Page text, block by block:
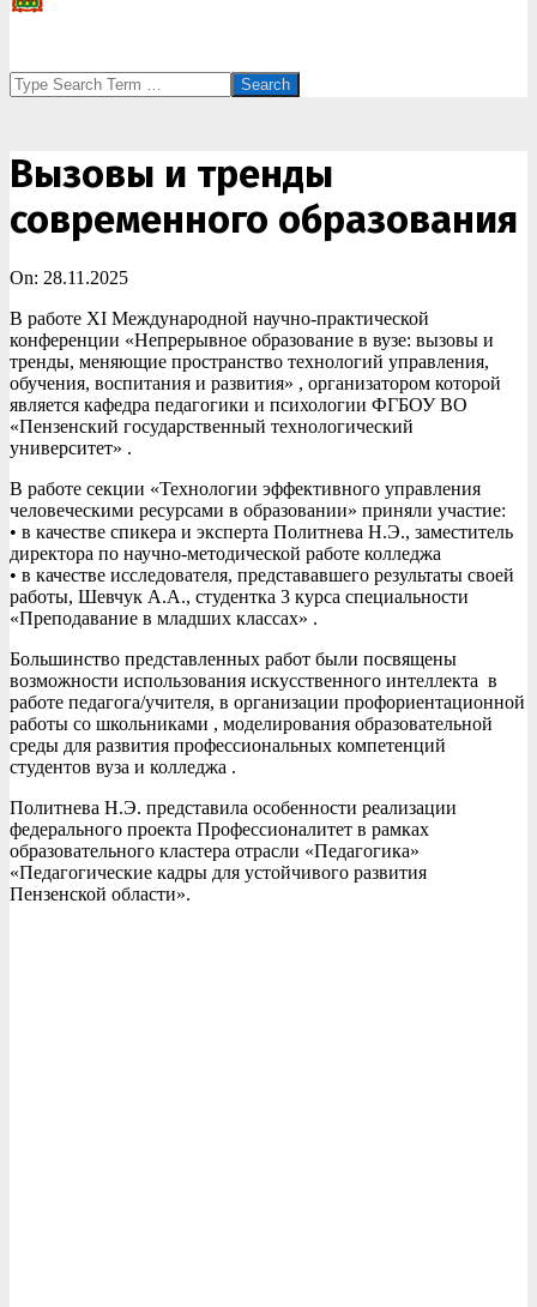
Search
Вызовы и тренды
современного образования
On: 28.11.2025
В работе XI Международной научно-практической
конференции «Непрерывное образование в вузе: вызовы и
тренды, меняющие пространство технологий управления,
обучения, воспитания и развития» , организатором которой
является кафедра педагогики и психологии ФГБОУ ВО
«Пензенский государственный технологический
университет» .
В работе секции «Технологии эффективного управления
человеческими ресурсами в образовании» приняли участие:
• в качестве спикера и эксперта Политнева Н.Э., заместитель
директора по научно-методической работе колледжа
• в качестве исследователя, представавшего результаты своей
работы, Шевчук А.А., студентка 3 курса специальности
«Преподавание в младших классах» .
Большинство представленных работ были посвящены
возможности использования искусственного интеллекта в
работе педагога/учителя, в организации профориентационной
работы со школьниками , моделирования образовательной
среды для развития профессиональных компетенций
студентов вуза и колледжа .
Политнева Н.Э. представила особенности реализации
федерального проекта Профессионалитет в рамках
образовательного кластера отрасли «Педагогика»
«Педагогические кадры для устойчивого развития
Пензенской области».